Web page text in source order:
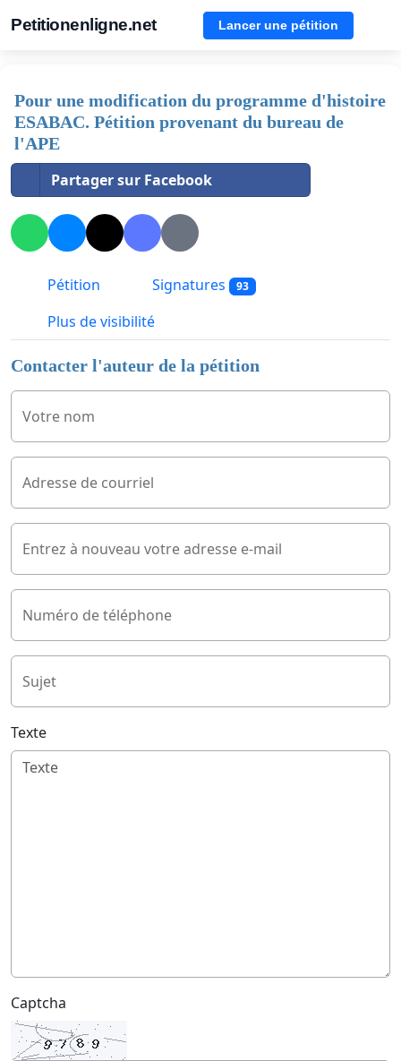
Petitionenligne.net Lancer une pétition
Pour une modification du programme d'histoire
ESABAC. Pétition provenant du bureau de
l'APE
Partager sur Facebook
Pétition Signatures 93
Plus de visibilité
Contacter l'auteur de la pétition
Votre nom
Adresse de courriel
Entrez à nouveau votre adresse e-mail
Numéro de téléphone
Sujet
Texte
Captcha